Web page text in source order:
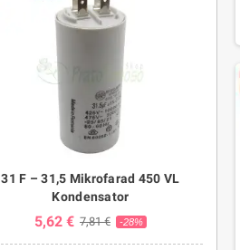
31 F – 31,5 Mikrofarad 450 VL
Kondensator
5,62 € 7,81 € -28%